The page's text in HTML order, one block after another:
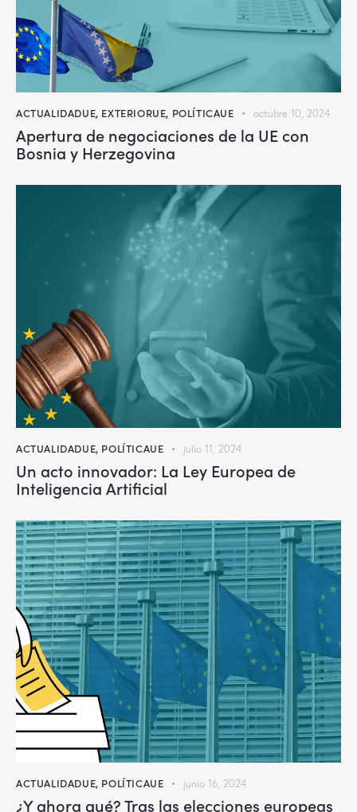
ACTUALIDADUE, EXTERIORUE, POLÍTICAUE octubre 10, 2024
Apertura de negociaciones de la UE con
Bosnia y Herzegovina
ACTUALIDADUE, POLÍTICAUE julio 11, 2024
Un acto innovador: La Ley Europea de
Inteligencia Artificial
ACTUALIDADUE, POLÍTICAUE junio 16, 2024
¿Y ahora qué? Tras las elecciones europeas